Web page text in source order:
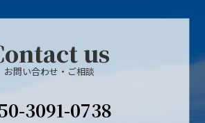
us
お問い合わせ・ご相談
3091-0738